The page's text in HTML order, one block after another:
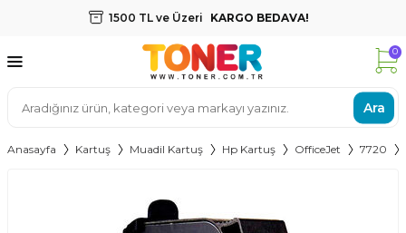
1500 TL ve Üzeri KARGO BEDAVA!
Ara
0
Anasayfa Kartuş Muadil Kartuş Hp Kartuş OfficeJet 7720